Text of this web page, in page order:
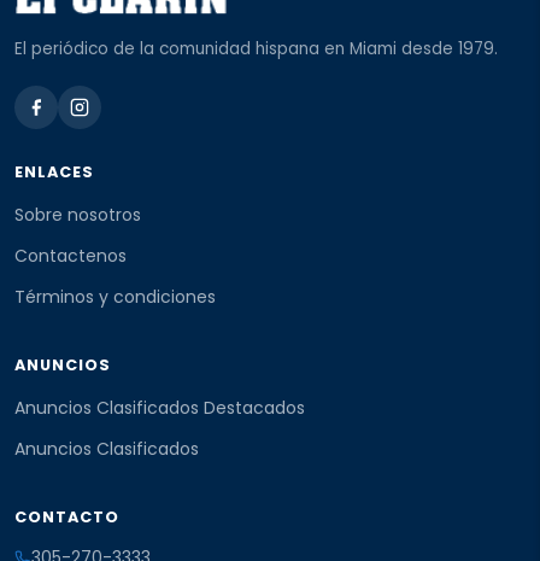
El periódico de la comunidad hispana en Miami desde 1979.
ENLACES
Sobre nosotros
Contactenos
Términos y condiciones
ANUNCIOS
Anuncios Clasificados Destacados
Anuncios Clasificados
CONTACTO